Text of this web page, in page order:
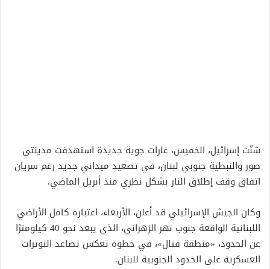
شنّت إسرائيل، الخميس، غارات جوية جديدة استهدفت مدينتي
صور والنبطية جنوبي لبنان، في تصعيد ميداني جديد رغم سريان
اتفاق وقف إطلاق النار بشكل نظري منذ أبريل الماضي.
وكان الجيش الإسرائيلي قد أعلن، الأربعاء، اعتباره كامل الأراضي
اللبنانية الواقعة جنوب نهر الزهراني، الذي يبعد نحو 40 كيلومترًا
عن الحدود، «منطقة قتال»، في خطوة تعكس تصاعد التوترات
العسكرية على الحدود الجنوبية للبنان.